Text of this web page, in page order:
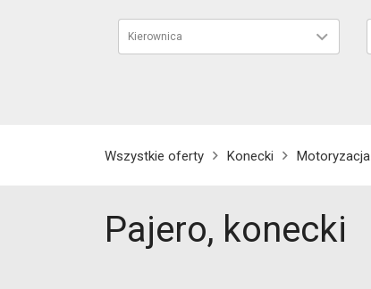
Kierownica
Wszystkie oferty Konecki Motoryzacja
Pajero, konecki